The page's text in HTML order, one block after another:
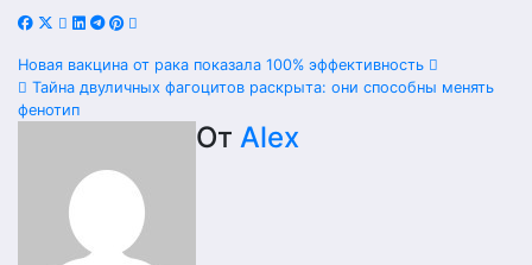
Навигация
по
записям
Новая вакцина от рака показала 100% эффективность
Тайна двуличных фагоцитов раскрыта: они способны менять
фенотип
От Alex